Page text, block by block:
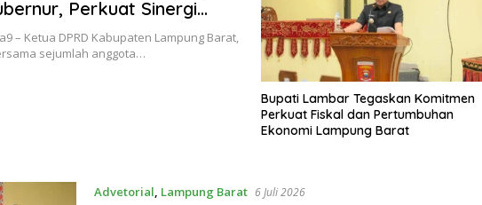
Perkuat Sinergi
Daerah
– Ketua DPRD Kabupaten Lampung Barat,
sejumlah anggota…
Bupati Lambar Tegaskan Komitmen
Perkuat Fiskal dan Pertumbuhan
Ekonomi Lampung Barat
Advetorial, Lampung Barat 6 Juli 2026